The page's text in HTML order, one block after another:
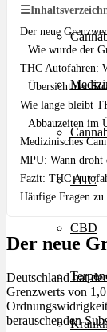
THC
CBD
☰
Der neue
Wie wurde der
THC Autofahren:
Übersicht der
Wie lange bleibt
Abbauzeiten im
Medizinisches
MPU: Wann droht
Fazit: THC
Häufige Fragen
Der neue
Deutschland hat
Grenzwerts von
berauschenden